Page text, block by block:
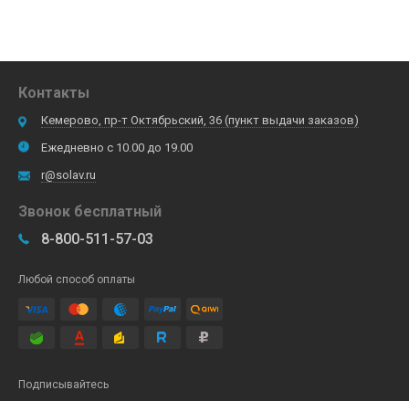
Контакты
Кемерово, пр-т Октябрьский, 36 (пункт выдачи заказов)
Ежедневно с 10.00 до 19.00
r@solav.ru
Звонок бесплатный
8-800-511-57-03
Любой способ оплаты
Подписывайтесь